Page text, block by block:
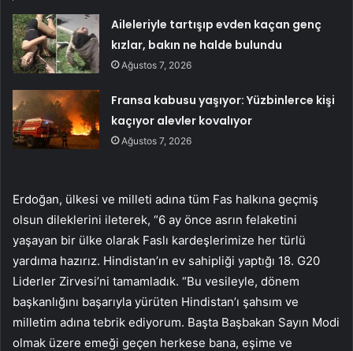
Aileleriyle tartışıp evden kaçan genç
kızlar, bakın ne halde bulundu
Ağustos 7, 2026
Fransa kabusu yaşıyor: Yüzbinlerce kişi
kaçıyor alevler kovalıyor
Ağustos 7, 2026
Erdoğan, ülkesi ve milleti adına tüm Fas halkına geçmiş
olsun dileklerini ileterek, “6 ay önce asrın felaketini
yaşayan bir ülke olarak Faslı kardeşlerimize her türlü
yardıma hazırız. Hindistan’ın ev sahipliği yaptığı 18. G20
Liderler Zirvesi’ni tamamladık. “Bu vesileyle, dönem
başkanlığını başarıyla yürüten Hindistan’ı şahsım ve
milletim adına tebrik ediyorum. Başta Başbakan Sayın Modi
olmak üzere emeği geçen herkese bana, eşime ve